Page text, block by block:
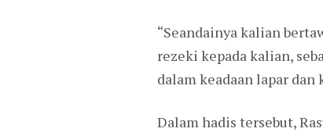
“Seandainya kalian
rezeki kepada kalian,
dalam keadaan lapar
Dalam hadis tersebut,